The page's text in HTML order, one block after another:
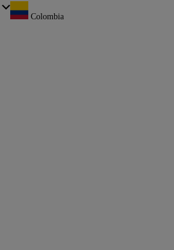
Colombia